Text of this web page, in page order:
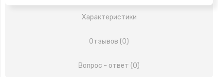
Характеристики
Отзывов (0)
Вопрос - ответ (0)